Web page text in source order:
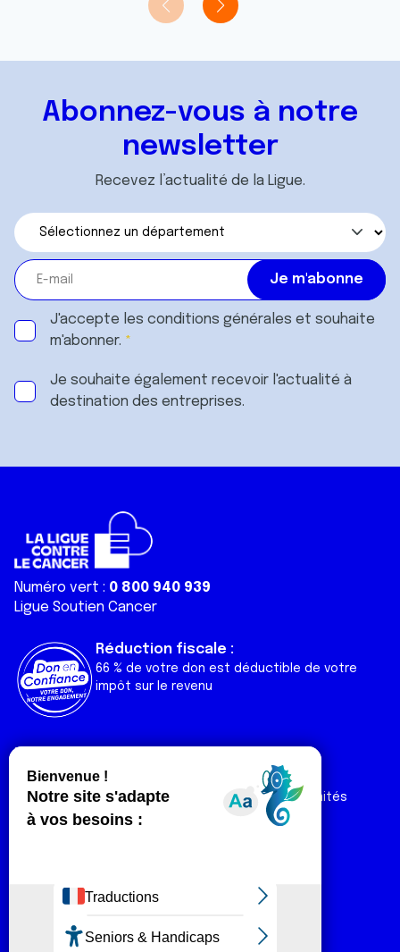
Abonnez-vous à notre
newsletter
Recevez l’actualité de la Ligue.
J'accepte les conditions générales et souhaite
m'abonner.
Je souhaite également recevoir l'actualité à
destination des entreprises.
Numéro vert : 0 800 940 939
Ligue Soutien Cancer
Réduction fiscale :
66 % de votre don est déductible de votre
impôt sur le revenu
Liens utiles
Nos actualités
Nos publications
Contact
Espace Ligue & comités
Espace chercheur